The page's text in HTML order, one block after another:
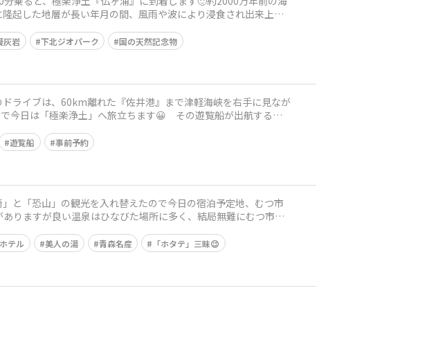
起した地層が長い年月の間、風雨や波により浸食され出来上が
灰岩 下北ジオパーク 国の天然記念物
ライブは、60km離れた『佐井港』まで津軽海峡を右手に見なが
今日は「極楽浄土」へ旅立ちます😀 その遊覧船が出航するの
遊覧船 事前予約
「恐山」の観光を入れ替えたので今日の宿泊予定地、むつ市
りますが良い温泉はひなびた場所に多く、結局無難にむつ市内
テル 美人の湯 青森名産 「ホタテ」三昧😉